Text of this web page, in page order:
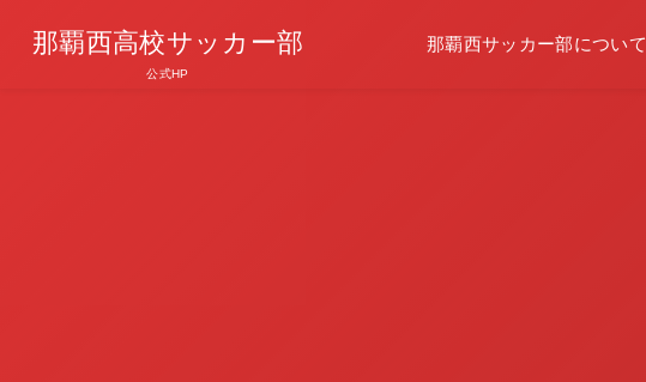
那覇西高校サッカー部
公式HP
那覇西サッカー部について